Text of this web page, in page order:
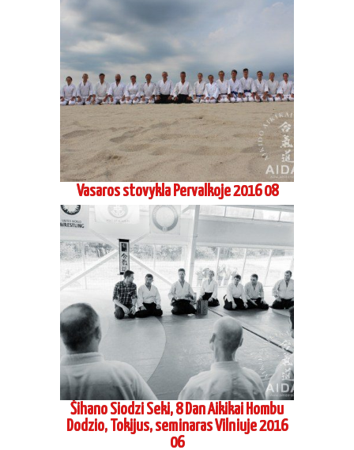
Vasaros stovykla Pervalkoje 2016 08
Šihano Siodzi Seki, 8 Dan Aikikai Hombu
Dodzio, Tokijus, seminaras Vilniuje 2016
06